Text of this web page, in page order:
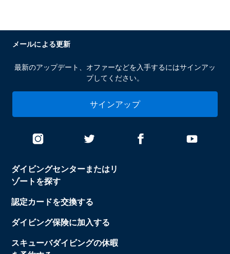
ダイビングセンターまたはリ
ゾートを探す
認定カードを交換する
ダイビング保険に加入する
スキューバダイビングの休暇
メールによる更新
最新のアップデート、オファーなどを入手するにはサインアッ
プしてください。
サインアップ